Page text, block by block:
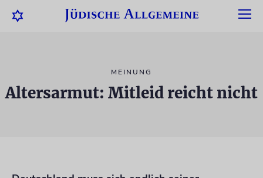
MEINUNG
Altersarmut: Mitleid reicht nicht